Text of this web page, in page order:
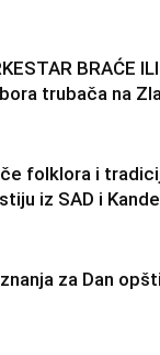
BRAĆE
trubača na
folklora i
iz SAD i Kande
za Dan